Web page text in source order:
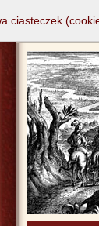
ciasteczek